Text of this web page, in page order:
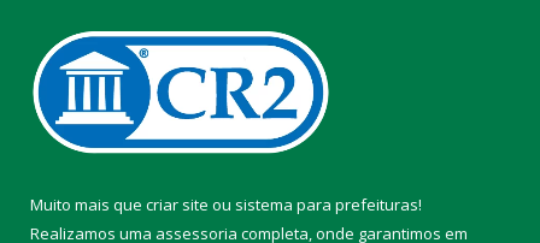
Muito mais que criar site ou sistema para prefeituras!
Realizamos uma assessoria completa, onde garantimos em